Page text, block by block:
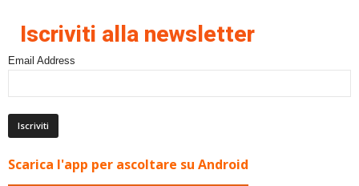
Iscriviti alla newsletter
Email Address
Scarica l'app per ascoltare su Android